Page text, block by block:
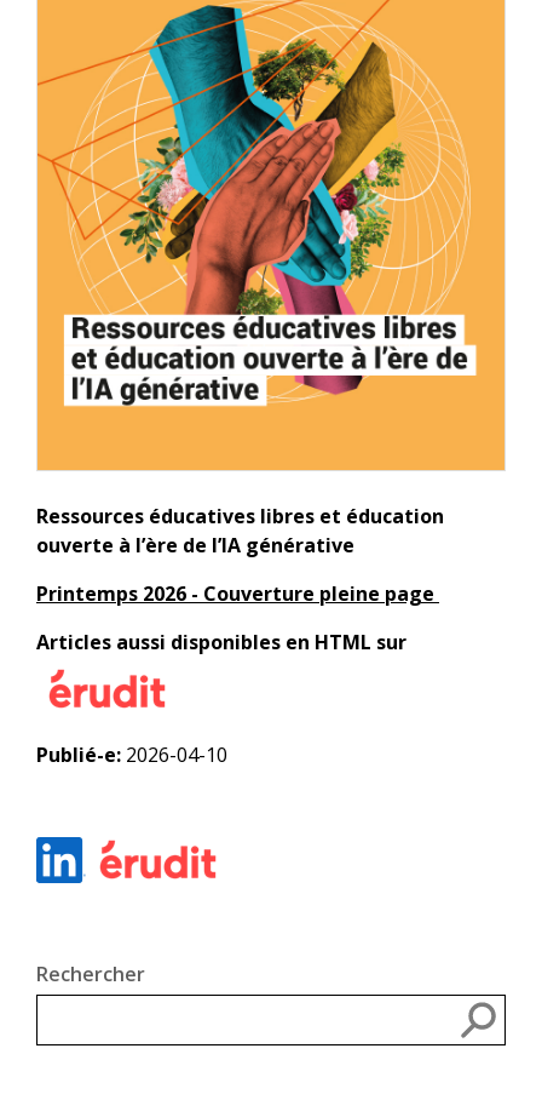
Ressources éducatives libres et éducation
ouverte à l’ère de l’IA générative
Printemps 2026 - Couverture pleine page
Articles aussi disponibles en HTML sur
Publié-e: 2026-04-10
Rechercher